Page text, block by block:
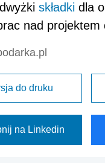
składki dla
nad projektem
do druku
na Linkedin